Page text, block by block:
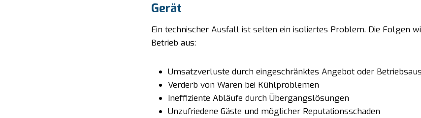
Gerät
Ein technischer Ausfall ist selten ein isoliertes Problem. Die Folgen
Betrieb aus:
Umsatzverluste durch eingeschränktes Angebot oder
Verderb von Waren bei Kühlproblemen
Ineffiziente Abläufe durch Übergangslösungen
Unzufriedene Gäste und möglicher Reputationsschaden